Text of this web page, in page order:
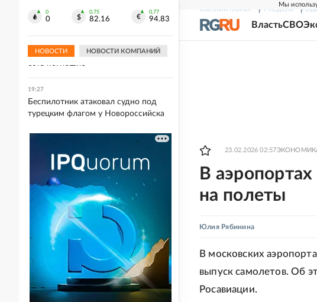
Мы
СВЕЖИЙ НОМЕР РГ-НЕДЕЛЯ
ВластьСВО
23.02.2026 02:57
В
на полеты
Юлия Рябинина
В московских
выпуск самолетов. Об
Росавиации.
0
0
0.75
82.16
0.77
94.83
НОВОСТИ НОВОСТИ КОМПАНИЙ
многоквартирному дому в Керчи,
есть погибшие
19:27
Беспилотник атаковал судно под
турецким флагом у Новороссийска